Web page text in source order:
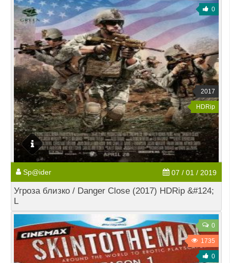
0
2017
HDRip
Sp@ider 07 / 01 / 2019
Угроза близко / Danger Close (2017) HDRip &#124;
L
0
1735
0